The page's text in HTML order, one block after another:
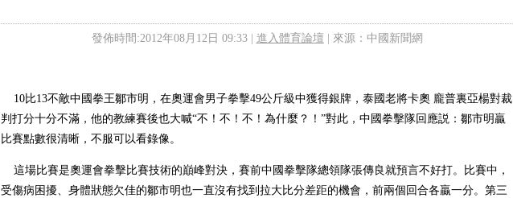
發佈時間:2012年08月12日 09:33 | 進入體育論壇 | 來源：中國新聞網
10比13不敵中國拳王鄒市明，在奧運會男子拳擊49公斤級中獲得銀牌，泰國老將卡奧 龐普裏亞楊對裁
判打分十分不滿，他的教練賽後也大喊“不！不！不！為什麼？！”對此，中國拳擊隊回應説：鄒市明贏
比賽點數很清晰，不服可以看錄像。
這場比賽是奧運會拳擊比賽技術的巔峰對決，賽前中國拳擊隊總領隊張傳良就預言不好打。比賽中，
受傷病困擾、身體狀態欠佳的鄒市明也一直沒有找到拉大比分差距的機會，前兩個回合各贏一分。第三